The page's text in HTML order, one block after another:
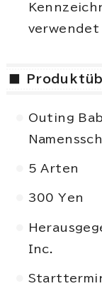
verwendet
■
Outing
5 Arten
300 Yen
Inc.